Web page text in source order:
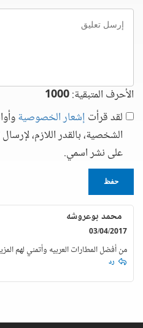
إرسل
تعليق
الأحرف المتبقية:1000
لقد قرأت إشعار الخصوصية
الشخصية، بالقدر اللازم،
على نشر اسمي.
حفظ
محمد بوعروشه
03/04/2017
من أفضل المطارات العربيه وأتمني لهم
رد